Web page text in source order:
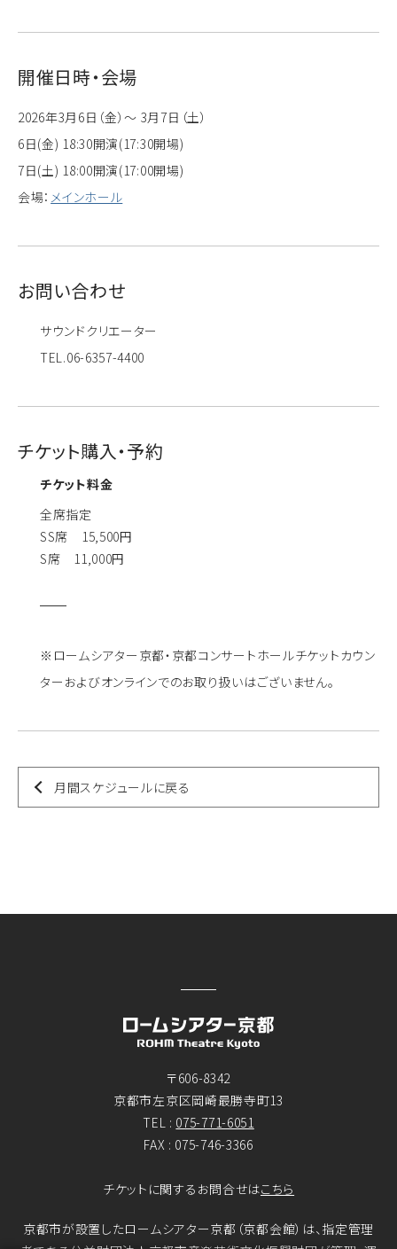
開催日時・会場
2026年3月6日（金）～ 3月7日（土）
6日(金) 18:30開演(17:30開場)
7日(土) 18:00開演(17:00開場)
会場： メインホール
お問い合わせ
サウンドクリエーター
TEL.06-6357-4400
チケット購入・予約
チケット料金
全席指定
SS席 15,500円
S席 11,000円
※ロームシアター京都・京都コンサートホールチケットカウン
ターおよびオンラインでのお取り扱いはございません。
月間スケジュールに戻る
〒606-8342
京都市左京区岡崎最勝寺町13
TEL : 075-771-6051
FAX : 075-746-3366
チケットに関するお問合せはこちら
京都市が設置したロームシアター京都（京都会館）は、指定管理